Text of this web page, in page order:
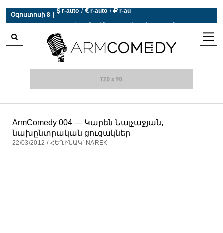
Օգոստոսի 8
open
ArmComedy 004 — Կարեն Նալչաջյան,
նախընտրական ցուցակներ
22/03/2012 / ՀԵՂԻՆԱԿ՝ NAREK